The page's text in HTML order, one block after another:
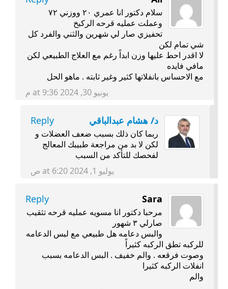
سلام دكتور انا عمري ٢٠ ووزني ٧٢
وعملت عمليه قرحه الركبخ
تحفيزي صار لي شهرين والثني والفرد كل
شي تمام لكن
لا اقدر احط عليها وزن ابداً رغم مع العلاج الطبيعي لكن
مافي فايده
مع الاحساس بانفلاتها كثير وغير ثابته . ماهو الحل
يونيو 30, 2024 at 9:36 م
د/ هشام عبدالباقي Reply
ربما كان ذلك بسبب ضعف العضلات و
لكن لا بد من مراجعة طبيبك المعالج
لفحصك للتأكد من السبب
يوليو 1, 2024 at 6:20 ص
Sara
Reply
مرحبا دكتور انا مسويه عمليه قرحه تثقيب
صارلي ٣ شهور
والبس دعامه هل طبيعي مع لبس الدعامه
للركبه تطق الركبه كثيراً
وصوت فرقعه . والم خفيف . البس الدعامه بسبب
انفلات الركبه كثيرا
والم